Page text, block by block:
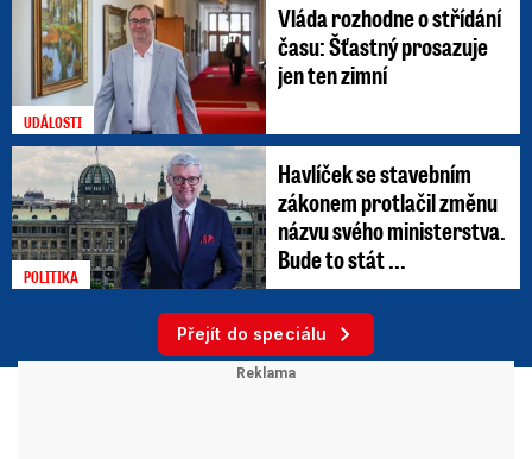
UDÁLOSTI
Vláda rozhodne o střídání
času: Šťastný prosazuje
jen ten zimní
POLITIKA
Havlíček se stavebním
zákonem protlačil změnu
názvu svého ministerstva.
Bude to stát ...
Přejít do speciálu